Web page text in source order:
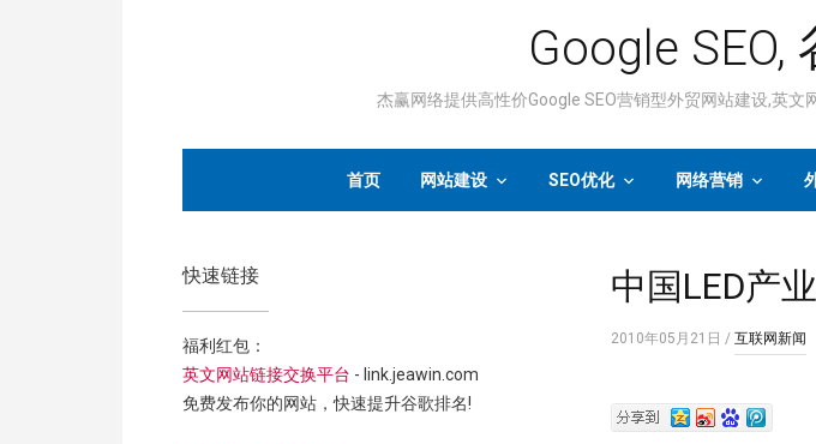
Google SEO,
杰赢网络提供高性价Google SEO营销型外贸网站建设,英
首页 网站建设 SEO优化 网络营销
中国LED产
2010年05月21日 /互联网新闻
快速链接
福利红包：
英文网站链接交换平台 - link.jeawin.com
免费发布你的网站，快速提升谷歌排名!